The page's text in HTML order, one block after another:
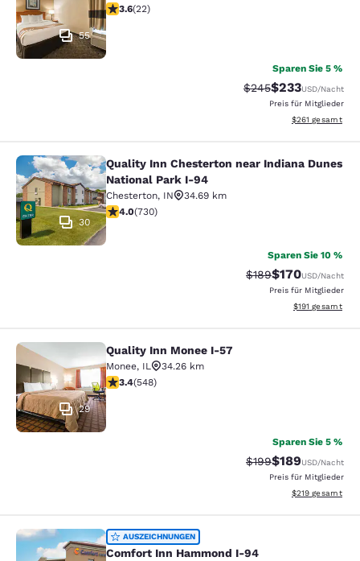
55
3.64-Sterne-Bewertung. Gut. 22 Bewertungen
3.6(22)
Sparen Sie 5 %
Durchgestrichener
$245Vergünstigter
$233USD/Nacht
Preis für Mitglieder
Geschätzte
$261 gesamt
Quality Inn Chesterton near
30
Quality Inn Chesterton near Indiana Dunes
National Park I-94
Chesterton, IN
34.69 km
4.04-Sterne-Bewertung. Sehr gut. 730 Bewertungen
4.0(730)
Sparen Sie 10 %
Durchgestrichener
$189Vergünstigter
$170USD/Nacht
Preis für Mitglieder
Geschätzte
$191 gesamt
Quality Inn Monee I-57
29
Quality Inn Monee I-57
Monee, IL
34.26 km
3.43-Sterne-Bewertung. Gut. 548 Bewertungen
3.4(548)
Sparen Sie 5 %
Durchgestrichener
$199Vergünstigter
$189USD/Nacht
Preis für Mitglieder
Geschätzte
$219 gesamt
Comfort Inn Hammond I-94
AUSZEICHNUNGEN
Comfort Inn Hammond I-94